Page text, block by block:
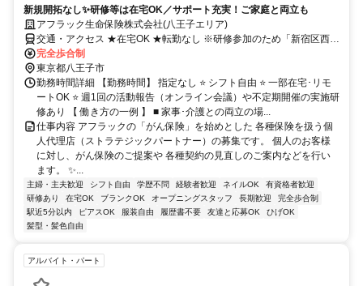
新規開拓なし✨研修等は在宅OK／サポート充実！ご家庭と両立も
アフラック生命保険株式会社(八王子エリア)
交通・アクセス ★在宅OK ★転勤なし ※研修参加のため「新宿区西新
宿」への出社あり
完全歩合制
東京都八王子市
勤務時間詳細 【勤務時間】 指定なし ⭐ シフト自由 ⭐ 一部在宅･リモ
ートOK ⭐ 週1回の活動報告（オンライン会議）や不定期開催の実施研
修あり 【 働き方の一例 】 ■ 家事･介護との両立の場...
仕事内容 アフラックの「がん保険」を始めとした 各種保険を扱う個
人代理店（ストラテジックパートナー）の募集です。 個人のお客様
に対し、がん保険のご提案や 各種契約の見直しのご案内などを行い
ます。 ✨...
主婦・主夫歓迎 シフト自由 学歴不問 経験者歓迎 ネイルOK
有資格者歓迎
研修あり
在宅OK ブランクOK オープニングスタッフ 長期歓迎
完全歩合制
駅近5分以内
ピアスOK 服装自由 履歴書不要 友達と応募OK
ひげOK
髪型・髪色自由
アルバイト・パート